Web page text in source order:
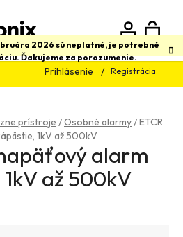
2026 sú neplatné, je potrebné
Ďakujeme za porozumenie.
Prihlásenie Registrácia
Hľadať
prístroje /Osobné alarmy/ETCR
1kV až 500kV
alarm
až 500kV